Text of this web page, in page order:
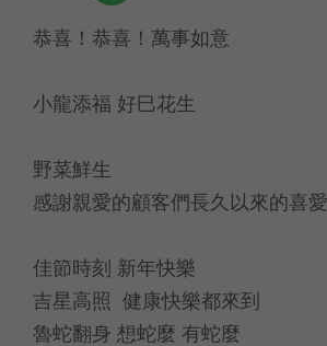
恭喜！恭喜！萬事如意
小龍添福 好巳花生
野菜鮮生
感謝親愛的顧客們長久以來的喜愛
佳節時刻 新年快樂
吉星高照 健康快樂都來到
魯蛇翻身 想蛇麼 有蛇麼